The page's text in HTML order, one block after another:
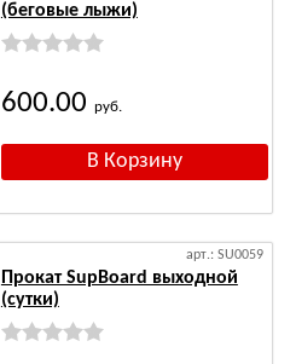
(беговые лыжи)
600.00 руб.
арт.: SU0059
Прокат SupBoard выходной
(сутки)